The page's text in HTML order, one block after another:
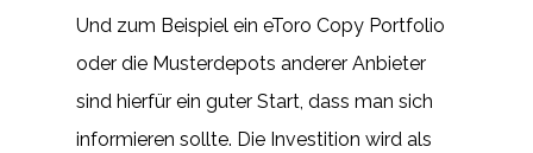
Und zum Beispiel ein eToro Copy Portfolio
oder die Musterdepots anderer Anbieter
sind hierfür ein guter Start, dass man sich
informieren sollte. Die Investition wird als